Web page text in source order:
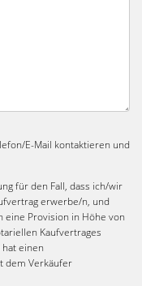
E-Mail kontaktieren und
für den Fall, dass ich/wir
erwerbe/n, und
Provision in Höhe von
Kaufvertrages
einen
dem Verkäufer